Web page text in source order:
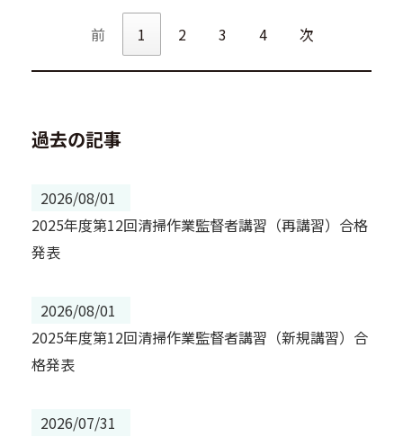
前 1 2 3 4 次
過去の記事
2026/08/01
2025年度第12回清掃作業監督者講習（再講習）合格
発表
2026/08/01
2025年度第12回清掃作業監督者講習（新規講習）合
格発表
2026/07/31